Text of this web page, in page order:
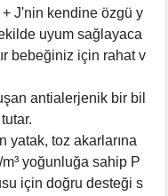
J'nin kendine özgü y
uyum sağlayaca
bebeğiniz için rahat v
antialerjenik bir bil
yatak, toz akarlarına
yoğunluğa sahip P
için doğru desteği s